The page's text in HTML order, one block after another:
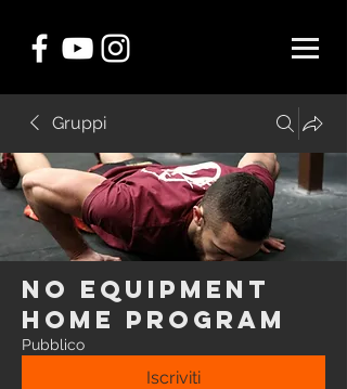
Gruppi
NO EQUIPMENT
Home Program
Pubblico
Iscriviti